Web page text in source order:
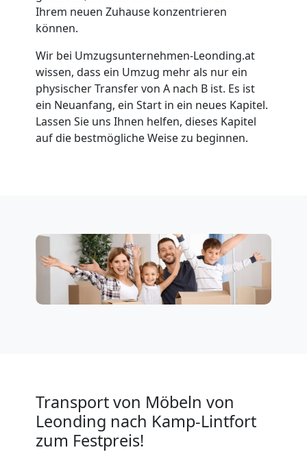
Ihrem neuen Zuhause konzentrieren
können.
Wir bei Umzugsunternehmen-Leonding.at
wissen, dass ein Umzug mehr als nur ein
physischer Transfer von A nach B ist. Es ist
ein Neuanfang, ein Start in ein neues Kapitel.
Lassen Sie uns Ihnen helfen, dieses Kapitel
auf die bestmögliche Weise zu beginnen.
Transport von Möbeln von
Leonding nach Kamp-Lintfort
zum Festpreis!
Senioren
Leonding
Fernumzug
Leonding
Büroumzug
Expressumzug
Leonding